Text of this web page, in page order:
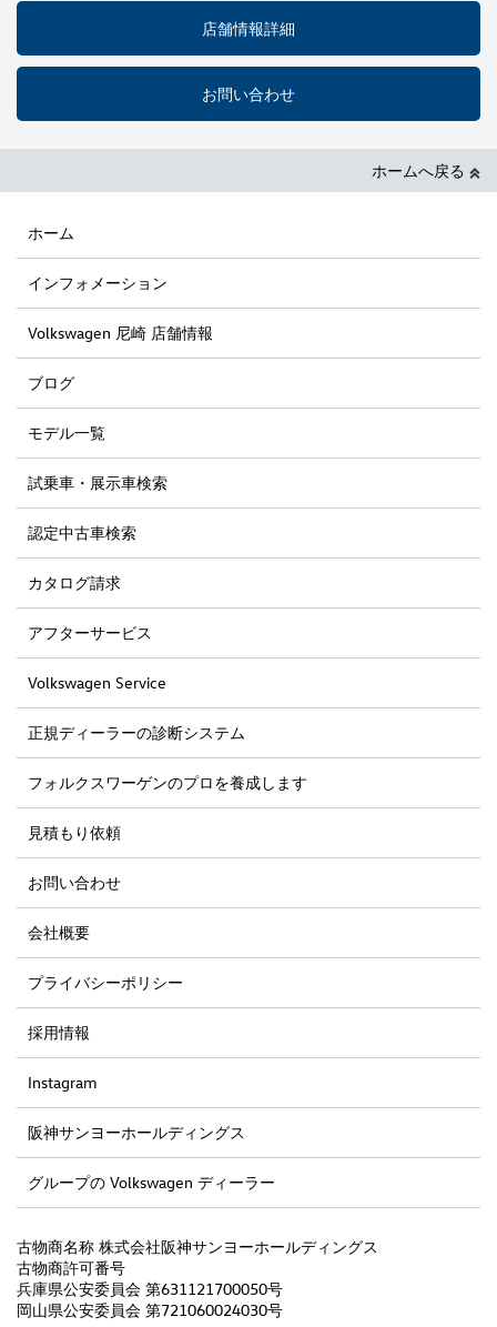
店舗情報詳細
お問い合わせ
ホームへ戻る
ホーム
インフォメーション
Volkswagen 尼崎 店舗情報
ブログ
モデル一覧
試乗車・展示車検索
認定中古車検索
カタログ請求
アフターサービス
Volkswagen Service
正規ディーラーの診断システム
フォルクスワーゲンのプロを養成します
見積もり依頼
お問い合わせ
会社概要
プライバシーポリシー
採用情報
Instagram
阪神サンヨーホールディングス
グループの Volkswagen ディーラー
古物商名称 株式会社阪神サンヨーホールディングス
古物商許可番号
兵庫県公安委員会 第631121700050号
岡山県公安委員会 第721060024030号